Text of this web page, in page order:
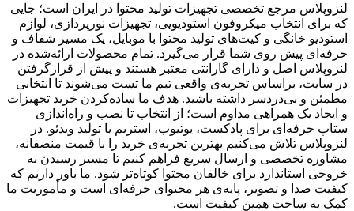
لنزوپلاس مرجع تخصصی تجهیزات تولید محتوا در ایران است؛ جایی
که برای انتخاب میکروفون استودیویی، تجهیزات نورپردازی، لوازم
استودیو خانگی و کیت‌های تولید محتوا با موبایل، یک مسیر شفاف و
حرفه‌ای پیش روی شما قرار می‌گیرد. تمام محصولات ارائه‌شده در
لنزوپلاس اصل و دارای گارانتی معتبر هستند و پیش از قرارگرفتن
در سایت، براساس تجربه‌ی واقعی تیم ما تست می‌شوند تا انتخابی
مطمئن و بی‌دردسر داشته باشید. هدف ما ساده‌کردن خرید تجهیزات
و ایجاد یک همراهی مداوم است؛ از انتخاب تا نصب و راه‌اندازی
ستاپ حرفه‌ای برای پادکست، یوتیوب، استریم یا تولید ویدئو. در
لنزوپلاس تلاش می‌کنیم بهترین تجربه‌ی خرید را با قیمت منصفانه،
مشاوره تخصصی و ارسال سریع فراهم کنیم تا مسیر رسیدن به
خروجی استاندارد برای خالقان محتوا کوتاه‌تر شود. ما باور داریم که
کیفیت صدا و تصویر، پایه‌ی هر محتوای حرفه‌ای است و مأموریت ما
کمک به ساخت همین کیفیت است.